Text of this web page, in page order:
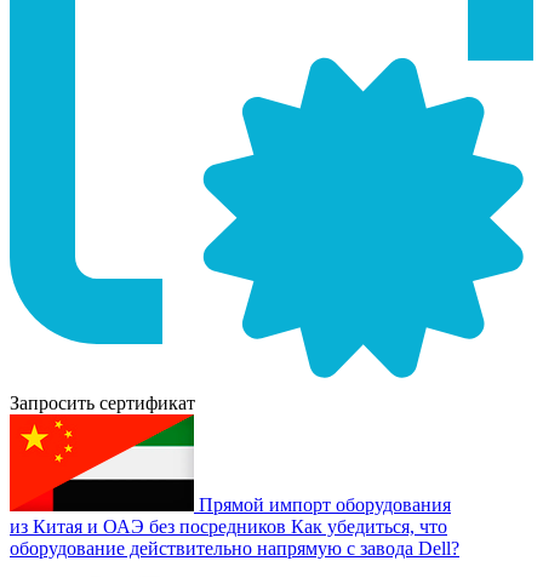
Запросить сертификат
Прямой импорт оборудования
из Китая и ОАЭ без посредников Как убедиться, что
оборудование действительно напрямую с завода Dell?